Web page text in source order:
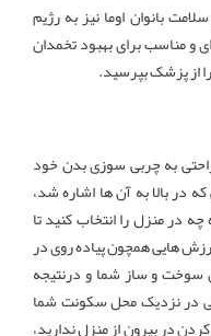
بانوان اوما نیز به رژیم
و مناسب برای بهبود تخمدان
از پزشک بپرسید.
به چربی سوزی بدن خود
در بالا به آن ها اشاره شد،
در منزل را انتخاب کنید تا
هایی همچون پیاده روی در
سوخت و ساز شما و درنتیجه
در نزدیک محل سکونت شما
در بیرون از منزل ندارید،